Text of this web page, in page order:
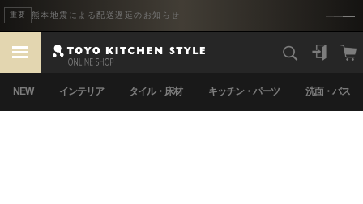
重要 熊本地震による配送遅延のお知らせ
NEW インテリア タイル・床材 キッチン・パーツ 洗面・バス